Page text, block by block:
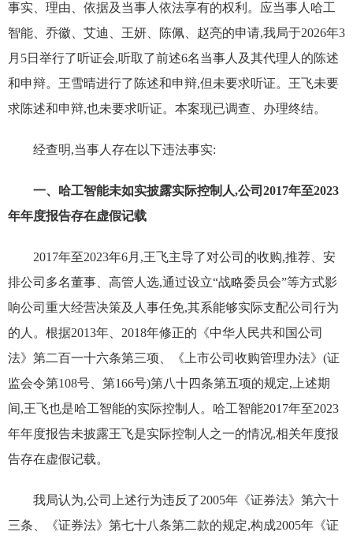
事实、理由、依据及当事人依法享有的权利。应当事人哈工
智能、乔徽、艾迪、王妍、陈佩、赵亮的申请,我局于2026年3
月5日举行了听证会,听取了前述6名当事人及其代理人的陈述
和申辩。王雪晴进行了陈述和申辩,但未要求听证。王飞未要
求陈述和申辩,也未要求听证。本案现已调查、办理终结。
经查明,当事人存在以下违法事实:
一、哈工智能未如实披露实际控制人,公司2017年至2023
年年度报告存在虚假记载
2017年至2023年6月,王飞主导了对公司的收购,推荐、安
排公司多名董事、高管人选,通过设立“战略委员会”等方式影
响公司重大经营决策及人事任免,其系能够实际支配公司行为
的人。根据2013年、2018年修正的《中华人民共和国公司
法》第二百一十六条第三项、《上市公司收购管理办法》(证
监会令第108号、第166号)第八十四条第五项的规定,上述期
间,王飞也是哈工智能的实际控制人。哈工智能2017年至2023
年年度报告未披露王飞是实际控制人之一的情况,相关年度报
告存在虚假记载。
我局认为,公司上述行为违反了2005年《证券法》第六十
三条、《证券法》第七十八条第二款的规定,构成2005年《证